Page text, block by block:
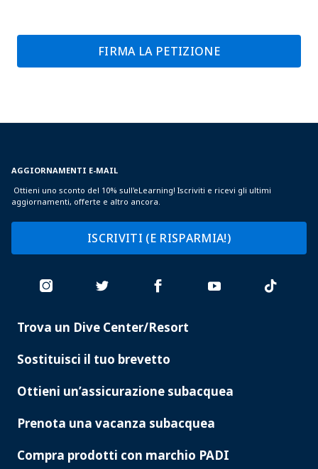
FIRMA LA PETIZIONE
AGGIORNAMENTI E-MAIL
Ottieni uno sconto del 10% sull'eLearning! Iscriviti e ricevi gli ultimi
aggiornamenti, offerte e altro ancora.
ISCRIVITI (E RISPARMIA!)
PADI
Trova un Dive Center/Resort
Sostituisci il tuo brevetto
Ottieni un’assicurazione subacquea
Prenota una vacanza subacquea
Compra prodotti con marchio PADI